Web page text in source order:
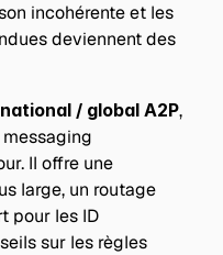
incohérente et les
deviennent des
/ global A2P,
Il offre une
large, un routage
pour les ID
sur les règles